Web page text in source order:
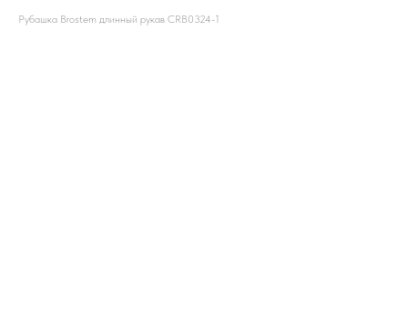
Рубашка Brostem длинный рукав CRB0324-1